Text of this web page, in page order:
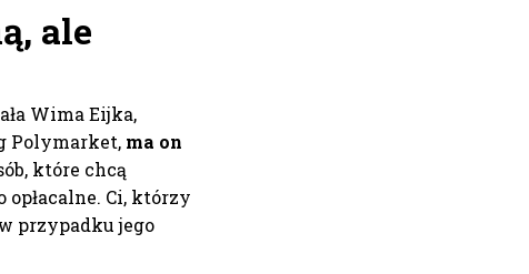
ale
Wima Eijka,
Polymarket, ma on
które chcą
Ci, którzy
przypadku jego